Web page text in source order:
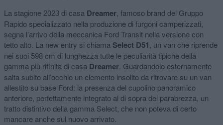
La stagione 2023 di casa Dreamer, famoso brand del Gruppo
Rapido specializzato nella produzione di furgoni camperizzati,
segna l’arrivo della meccanica Ford Transit nella versione con
tetto alto. La new entry si chiama Select D51, un van che riprende
nei suoi 598 cm di lunghezza tutte le peculiarità tipiche della
gamma più rifinita di casa Dreamer. Guardandolo esternamente
salta subito all’occhio un elemento insolito da ritrovare su un van
allestito su base Ford: la presenza del cupolino panoramico
anteriore, perfettamente integrato al di sopra del parabrezza, un
tratto distintivo della gamma Select, che non poteva di certo
mancare anche sul nuovo arrivato.